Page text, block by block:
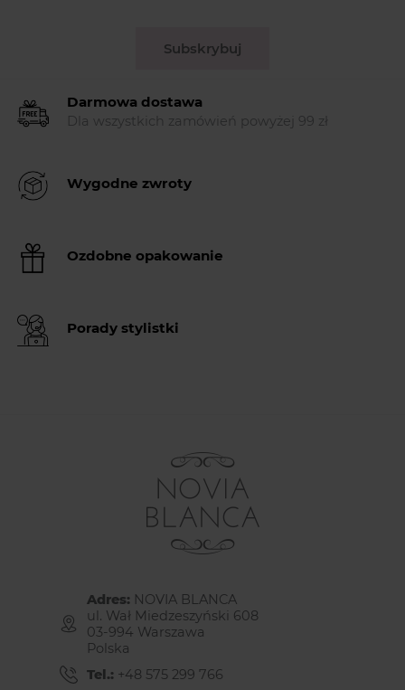
Subskrybuj
Darmowa dostawa
Dla wszystkich zamówień powyżej 99 zł
Wygodne zwroty
Ozdobne opakowanie
Porady stylistki
Adres: NOVIA BLANCA
ul. Wał Miedzeszyński 608
03-994 Warszawa
Polska
Tel.: +48 575 299 766